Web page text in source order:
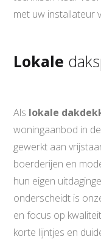
met uw installateur
Lokale
Als lokale
woningaanbod in
gewerkt aan
boerderijen en
hun eigen
onderscheidt is
en focus op
korte lijntjes en